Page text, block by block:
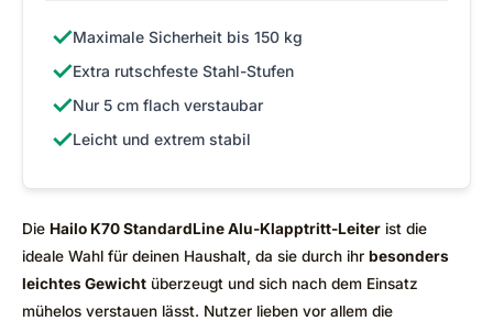
✓Maximale Sicherheit bis 150 kg
✓Extra rutschfeste Stahl-Stufen
✓Nur 5 cm flach verstaubar
✓Leicht und extrem stabil
Die Hailo K70 StandardLine Alu-Klapptritt-Leiter ist die
ideale Wahl für deinen Haushalt, da sie durch ihr besonders
leichtes Gewicht überzeugt und sich nach dem Einsatz
mühelos verstauen lässt. Nutzer lieben vor allem die